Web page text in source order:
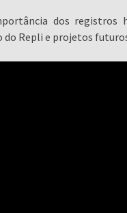
dos
Repli e projetos